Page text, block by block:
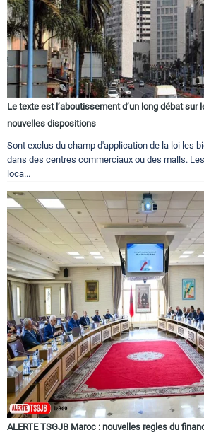
Le texte est l’aboutissement d’un long débat sur
nouvelles dispositions
Sont exclus du champ d'application de la loi les
dans des centres commerciaux ou des malls.
loca...
ALERTE TSGJB Maroc : nouvelles regles du